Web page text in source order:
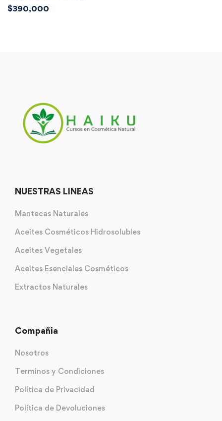
$390,000
NUESTRAS LINEAS
Mantecas Naturales
Aceites Cosméticos Hidrosolubles
Aceites Vegetales
Aceites Esenciales Cosméticos
Extractos Naturales
Compañia
Nosotros
Terminos y Condiciones
Política de Privacidad
Política de Devoluciones